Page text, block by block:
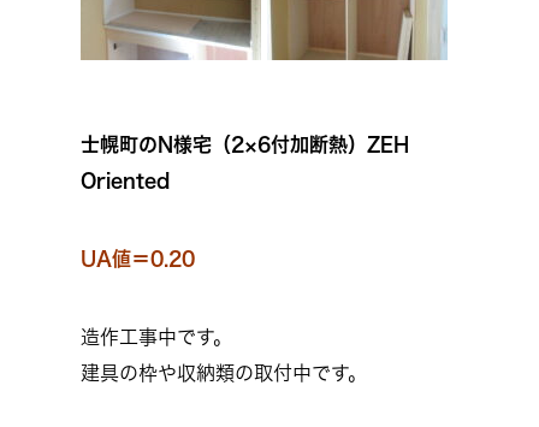
士幌町のN様宅（2×6付加断熱）ZEH
Oriented
UA値＝0.20
造作工事中です。
建具の枠や収納類の取付中です。